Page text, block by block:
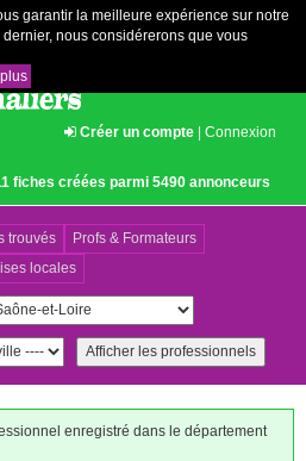
garantir la meilleure expérience sur notre
nous considérerons que vous
Créer un compte | Connexion
fiches créées parmi 5490 annonceurs
trouvés
Profs & Formateurs
locales
enregistré dans le département